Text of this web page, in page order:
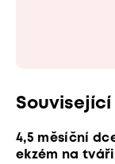
4,5 měsíční
ekzém na